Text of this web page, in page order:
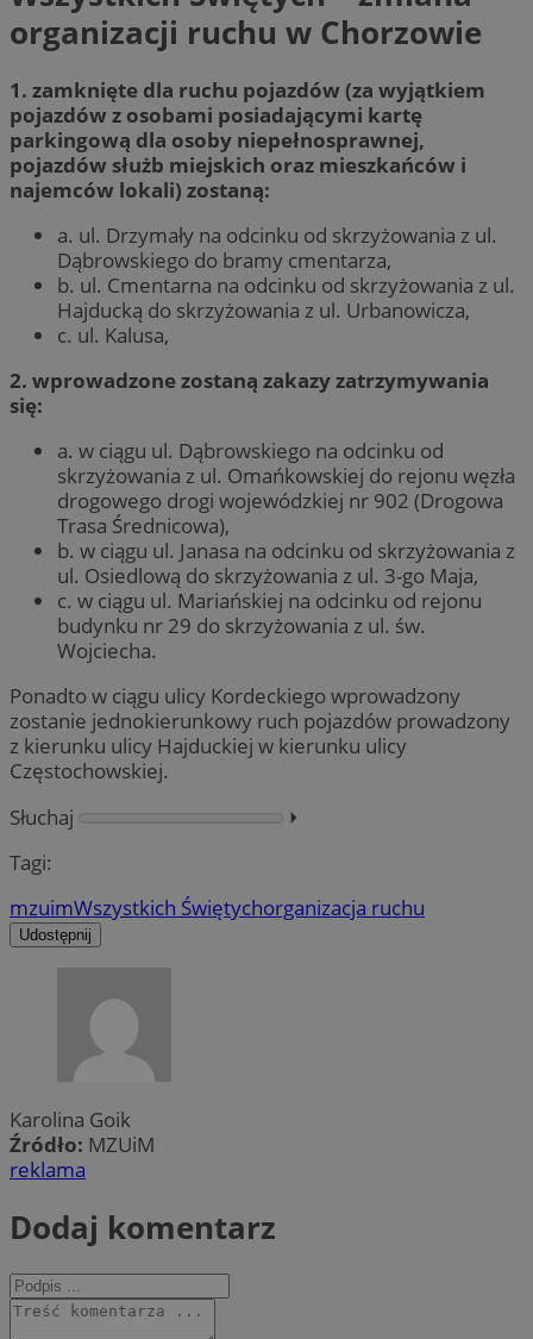
organizacji ruchu w Chorzowie
1. zamknięte dla ruchu pojazdów (za wyjątkiem
pojazdów z osobami posiadającymi kartę
parkingową dla osoby niepełnosprawnej,
pojazdów służb miejskich oraz mieszkańców i
najemców lokali) zostaną:
a. ul. Drzymały na odcinku od skrzyżowania z ul.
Dąbrowskiego do bramy cmentarza,
b. ul. Cmentarna na odcinku od skrzyżowania z ul.
Hajducką do skrzyżowania z ul. Urbanowicza,
c. ul. Kalusa,
2. wprowadzone zostaną zakazy zatrzymywania
się:
a. w ciągu ul. Dąbrowskiego na odcinku od
skrzyżowania z ul. Omańkowskiej do rejonu węzła
drogowego drogi wojewódzkiej nr 902 (Drogowa
Trasa Średnicowa),
b. w ciągu ul. Janasa na odcinku od skrzyżowania z
ul. Osiedlową do skrzyżowania z ul. 3-go Maja,
c. w ciągu ul. Mariańskiej na odcinku od rejonu
budynku nr 29 do skrzyżowania z ul. św.
Wojciecha.
Ponadto w ciągu ulicy Kordeckiego wprowadzony
zostanie jednokierunkowy ruch pojazdów prowadzony
z kierunku ulicy Hajduckiej w kierunku ulicy
Częstochowskiej.
Słuchaj
⏵︎
Tagi:
mzuimWszystkich Świętychorganizacja ruchu
Udostępnij
Karolina Goik
Źródło: MZUiM
reklama
Dodaj komentarz